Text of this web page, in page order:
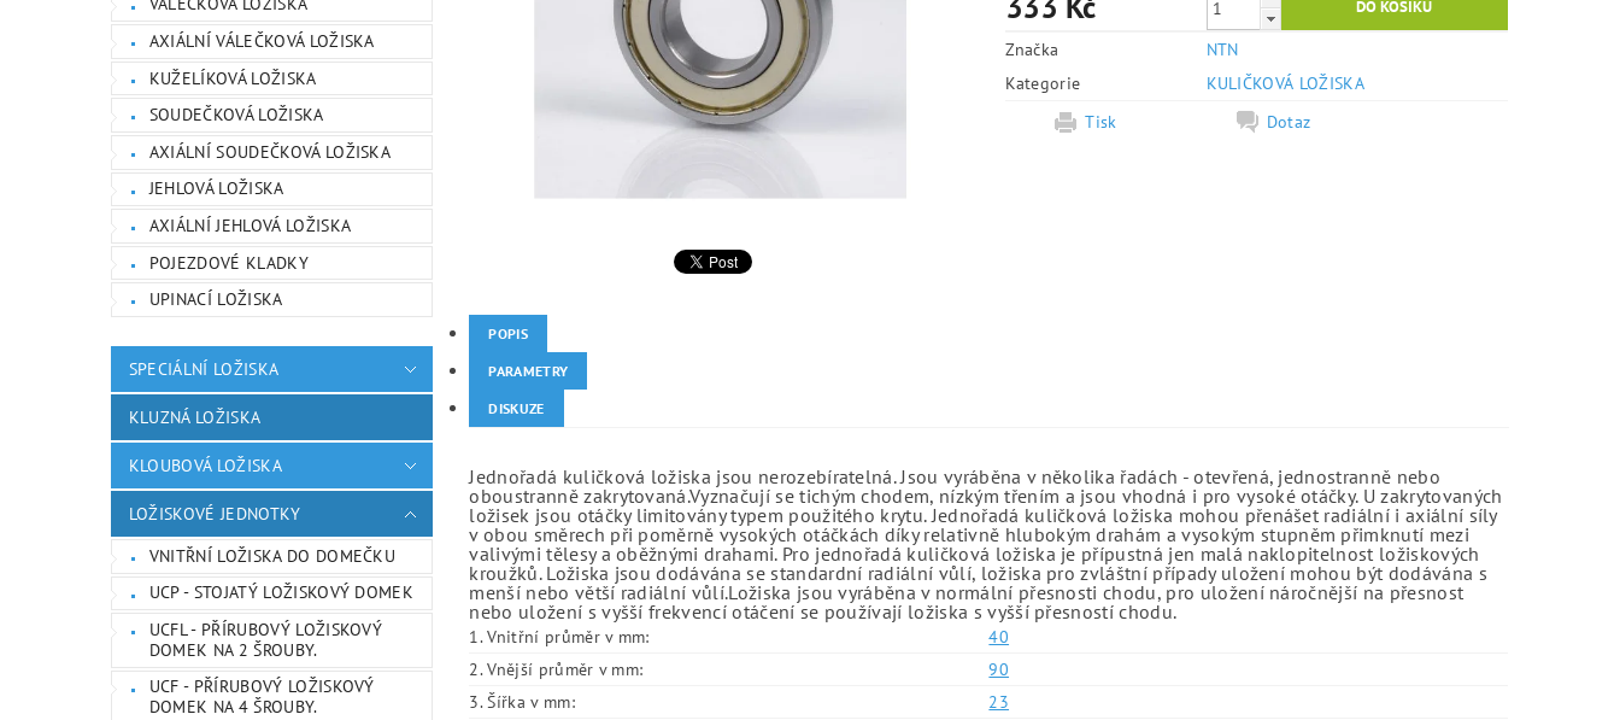
AXIÁLNÍ VÁLEČKOVÁ LOŽISKA
KUŽELÍKOVÁ LOŽISKA
SOUDEČKOVÁ LOŽISKA
AXIÁLNÍ SOUDEČKOVÁ LOŽISKA
JEHLOVÁ LOŽISKA
AXIÁLNÍ JEHLOVÁ LOŽISKA
POJEZDOVÉ KLADKY
UPINACÍ LOŽISKA
SPECIÁLNÍ LOŽISKA
KLUZNÁ LOŽISKA
KLOUBOVÁ LOŽISKA
LOŽISKOVÉ JEDNOTKY
VNITŘNÍ LOŽISKA DO DOMEČKU
UCP - STOJATÝ LOŽISKOVÝ DOMEK
UCFL - PŘÍRUBOVÝ LOŽISKOVÝ
DOMEK NA 2 ŠROUBY.
UCF - PŘÍRUBOVÝ LOŽISKOVÝ
DOMEK NA 4 ŠROUBY.
Značka
NTN
Kategorie
KULIČKOVÁ LOŽISKA
Tisk
Dotaz
POPIS
PARAMETRY
DISKUZE
Jednořadá kuličková ložiska jsou nerozebíratelná. Jsou vyráběna v několika řadách - otevřená, jednostranně nebo
oboustranně zakrytovaná.Vyznačují se tichým chodem, nízkým třením a jsou vhodná i pro vysoké otáčky. U zakrytovaných
ložisek jsou otáčky limitovány typem použitého krytu. Jednořadá kuličková ložiska mohou přenášet radiální i axiální síly
v obou směrech při poměrně vysokých otáčkách díky relativně hlubokým drahám a vysokým stupněm přimknutí mezi
valivými tělesy a oběžnými drahami. Pro jednořadá kuličková ložiska je přípustná jen malá naklopitelnost ložiskových
kroužků. Ložiska jsou dodávána se standardní radiální vůlí, ložiska pro zvláštní případy uložení mohou být dodávána s
menší nebo větší radiální vůlí.Ložiska jsou vyráběna v normální přesnosti chodu, pro uložení náročnější na přesnost
nebo uložení s vyšší frekvencí otáčení se používají ložiska s vyšší přesností chodu.
1. Vnitřní průměr v mm:
40
2. Vnější průměr v mm:
90
3. Šířka v mm:
23